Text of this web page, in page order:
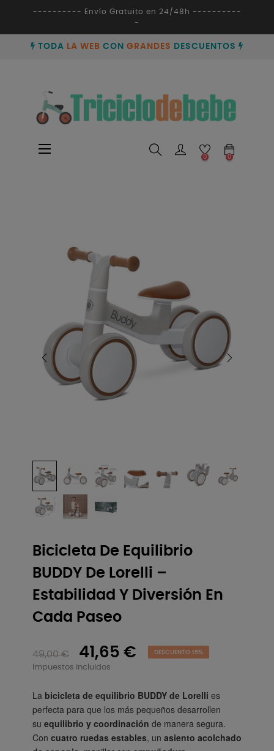
---------- Envío Gratuito en 24/48h ----------
-
TODA LA WEB CON GRANDES DESCUENTOS
Navegación
☰
0 0
Bicicleta De Equilibrio
BUDDY De Lorelli –
Estabilidad Y Diversión En
Cada Paseo
49,00 € 41,65 € DESCUENTO 15%
Impuestos incluidos
La bicicleta de equilibrio BUDDY de Lorelli es
perfecta para que los más pequeños desarrollen
su equilibrio y coordinación de manera segura.
Con cuatro ruedas estables, un asiento acolchado